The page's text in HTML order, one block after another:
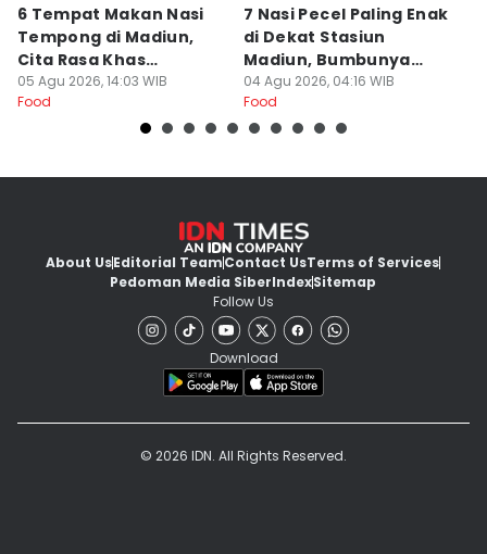
6 Tempat Makan Nasi
Tempong di Madiun,
Cita Rasa Khas
Banyuwangi
05 Agu 2026, 14:03 WIB
Food
7 Nasi Pecel Paling Enak
di Dekat Stasiun
Madiun, Bumbunya
Khas
04 Agu 2026, 04:16 WIB
Food
About UsEditorial TeamContact UsTerms of Services
Pedoman Media SiberIndexSitemap
Follow Us
Download
© 2026 IDN. All Rights Reserved.